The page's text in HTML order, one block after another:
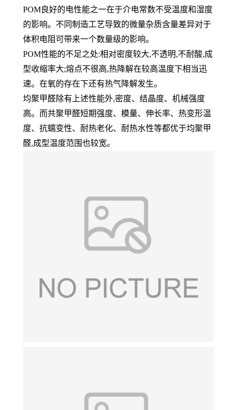
POM良好的电性能之一在于介电常数不受温度和湿度
的影响。不同制造工艺导致的微量杂质含量差异对于
体积电阻可带来一个数量级的影响。
POM性能的不足之处:相对密度较大,不透明,不耐酸,成
型收缩率大;熔点不很高,热降解在较高温度下相当迅
速。在氧的存在下还有热气降解发生。
均聚甲醛除有上述性能外,密度、结晶度、机械强度
高。而共聚甲醛短期强度、模量、伸长率、热变形温
度、抗蠕变性、耐热老化、耐热水性等都优于均聚甲
醛,成型温度范围也较宽。